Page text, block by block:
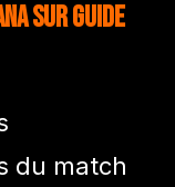
sur Guide
du match